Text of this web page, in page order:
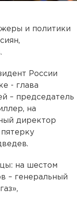
и политики
России
- глава
– председатель
на
директор
на шестом
– генеральный